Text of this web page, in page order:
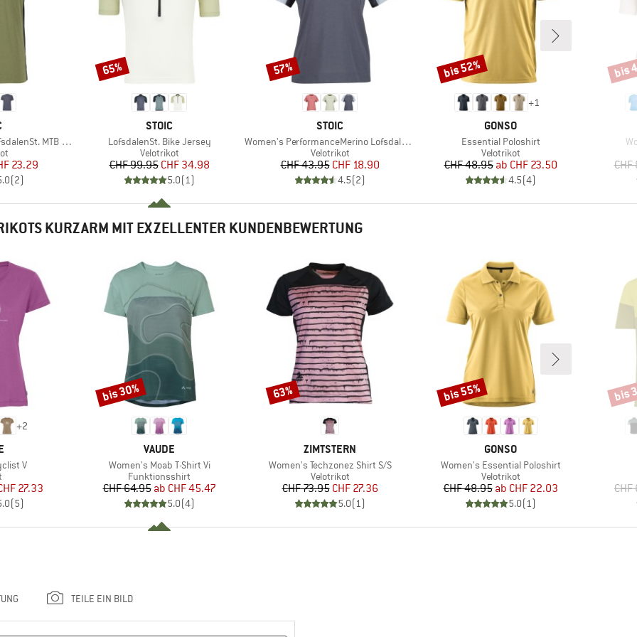
MTB S/S
Preis
23.29
(2)
MARKE
STOIC
Artikel
LofsdalenSt. Bike Jersey
Produktgruppe
Velotrikot
Preis
CHF 99.95reduzierter Preis
CHF 34.98
5.0(1)
Rabatt
65%
MARKE
STOIC
Artikel
Women's PerformanceMerino LofsdalenSt. MTB S/S
Produktgruppe
Velotrikot
Preis
CHF 43.95reduzierter Preis
CHF 18.90
4.5(2)
Rabatt
57%
+1
MARKE
GONSO
Artikel
Essential Poloshirt
Produktgruppe
Velotrikot
Preis
CHF 48.95 reduzierter Preis
ab CHF 23.50
4.5(4)
Rabatt
bis 52% bis
KURZARM MIT EXZELLENTER KUNDENBEWERTUNG
+2
V
Preis
27.33
(5)
MARKE
VAUDE
Artikel
Women's Moab T-Shirt Vi
Produktgruppe
Funktionsshirt
Preis
CHF 64.95 reduzierter Preis
ab CHF 45.47
5.0(4)
Rabatt
bis 30%
MARKE
ZIMTSTERN
Artikel
Women's Techzonez Shirt S/S
Produktgruppe
Velotrikot
Preis
CHF 73.95reduzierter Preis
CHF 27.36
5.0(1)
Rabatt
63%
MARKE
GONSO
Artikel
Women's Essential Poloshirt
Produktgruppe
Velotrikot
Preis
CHF 48.95 reduzierter Preis
ab CHF 22.03
5.0(1)
Rabatt
bis 55% bis
TEILE EIN BILD